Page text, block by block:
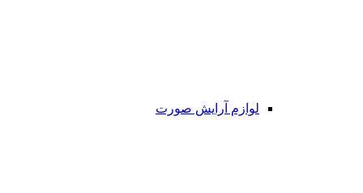
لوازم آرایش صورت